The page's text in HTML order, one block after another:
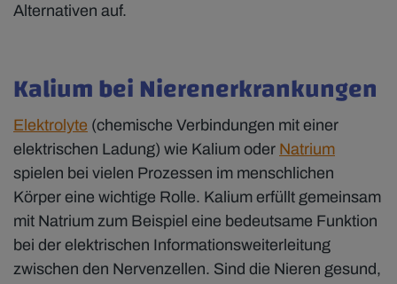
Alternativen auf.
Kalium bei Nierenerkrankungen
Elektrolyte (chemische Verbindungen mit einer
elektrischen Ladung) wie Kalium oder Natrium
spielen bei vielen Prozessen im menschlichen
Körper eine wichtige Rolle. Kalium erfüllt gemeinsam
mit Natrium zum Beispiel eine bedeutsame Funktion
bei der elektrischen Informationsweiterleitung
zwischen den Nervenzellen. Sind die Nieren gesund,